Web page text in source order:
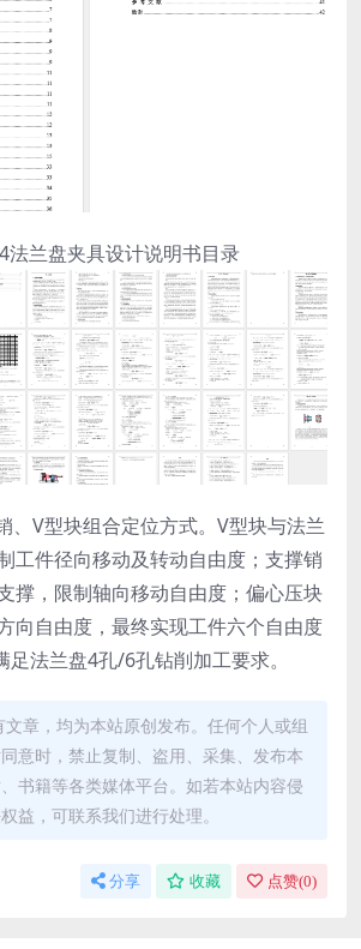
法兰盘夹具设计说明书目录
、V型块组合定位方式。V型块与法兰
工件径向移动及转动自由度；支撑销
撑，限制轴向移动自由度；偏心压块
向自由度，最终实现工件六个自由度
足法兰盘4孔/6孔钻削加工要求。
章，均为本站原创发布。任何个人或组
意时，禁止复制、盗用、采集、发布本
书籍等各类媒体平台。如若本站内容侵
益，可联系我们进行处理。
分享 收藏 点赞(0)